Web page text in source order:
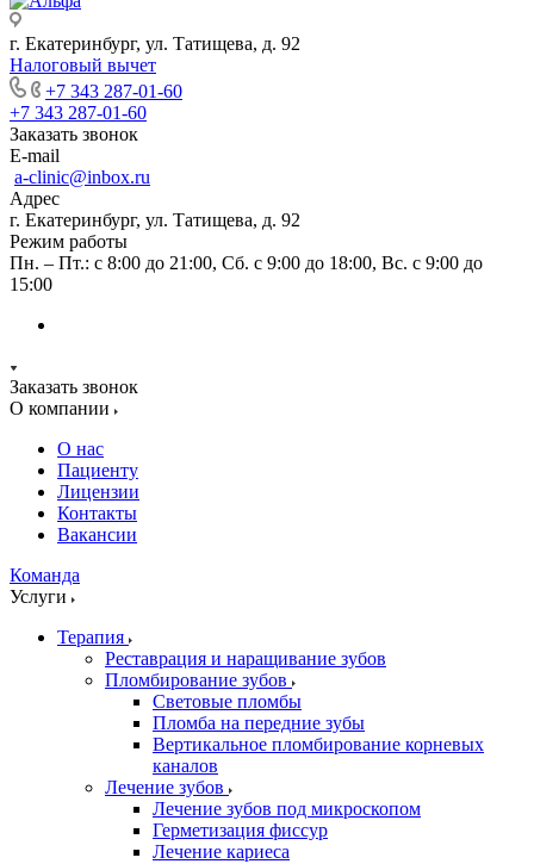
г. Екатеринбург, ул. Татищева, д. 92
Налоговый вычет
+7 343 287-01-60
+7 343 287-01-60
Заказать звонок
E-mail
a-clinic@inbox.ru
Адрес
г. Екатеринбург, ул. Татищева, д. 92
Режим работы
Пн. – Пт.: с 8:00 до 21:00, Сб. с 9:00 до 18:00, Вс. с 9:00 до
15:00
Заказать звонок
О компании
О нас
Пациенту
Лицензии
Контакты
Вакансии
Команда
Услуги
Терапия
Реставрация и наращивание зубов
Пломбирование зубов
Световые пломбы
Пломба на передние зубы
Вертикальное пломбирование корневых
каналов
Лечение зубов
Лечение зубов под микроскопом
Герметизация фиссур
Лечение кариеса